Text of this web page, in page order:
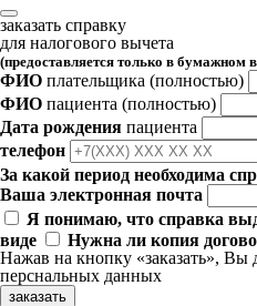
заказать справку
для налогового вычета
(предоставляется только в бумажном
ФИО плательщика (полностью)
ФИО пациента (полностью)
Дата рождения пациента
телефон
За какой период необходима
Ваша электронная почта
Я понимаю, что справка
виде
Нужна ли копия
Нажав на кнопку «заказать», Вы
перснальных данных
заказать